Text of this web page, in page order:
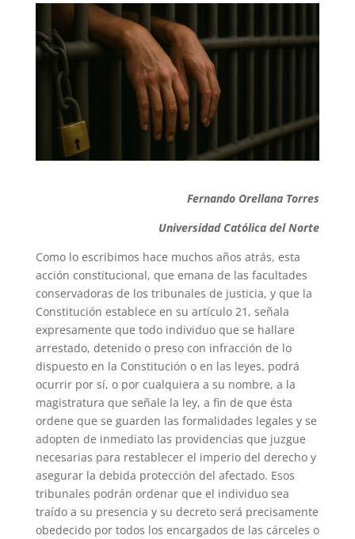
Fernando Orellana Torres
Universidad Católica del Norte
Como lo escribimos hace muchos años atrás, esta
acción constitucional, que emana de las facultades
conservadoras de los tribunales de justicia, y que la
Constitución establece en su artículo 21, señala
expresamente que todo individuo que se hallare
arrestado, detenido o preso con infracción de lo
dispuesto en la Constitución o en las leyes, podrá
ocurrir por sí, o por cualquiera a su nombre, a la
magistratura que señale la ley, a fin de que ésta
ordene que se guarden las formalidades legales y se
adopten de inmediato las providencias que juzgue
necesarias para restablecer el imperio del derecho y
asegurar la debida protección del afectado. Esos
tribunales podrán ordenar que el individuo sea
traído a su presencia y su decreto será precisamente
obedecido por todos los encargados de las cárceles o